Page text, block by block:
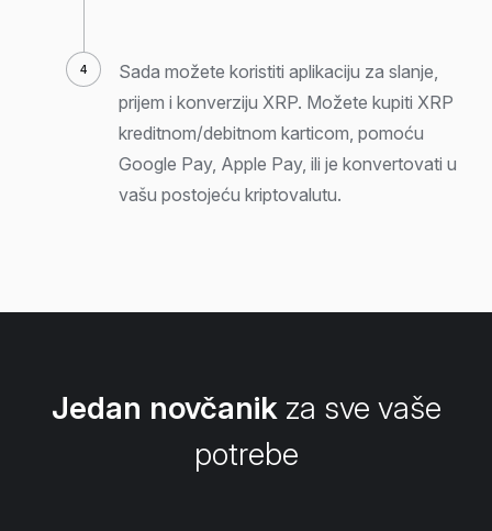
Sada možete koristiti aplikaciju za slanje,
prijem i konverziju XRP. Možete kupiti XRP
kreditnom/debitnom karticom, pomoću
Google Pay, Apple Pay, ili je konvertovati u
vašu postojeću kriptovalutu.
Jedan novčanik za sve vaše
potrebe